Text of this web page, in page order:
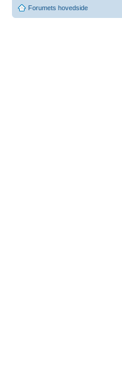
Forumets hovedside